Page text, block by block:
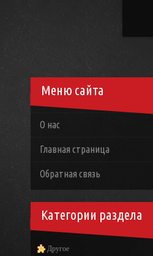
Меню сайта
О нас
Главная страница
Обратная связь
Категории раздела
Другое